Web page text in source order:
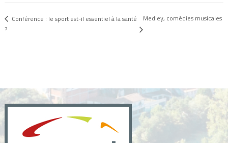
Conférence : le sport est-il essentiel à la santé
?
Medley, comédies musicales